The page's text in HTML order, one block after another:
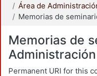
Memorias de
Permanent URI for this